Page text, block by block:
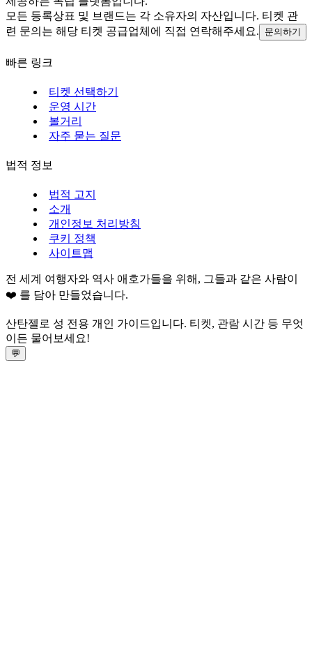
모든 등록상표 및 브랜드는 각 소유자의 자산입니다. 티켓 관
련 문의는 해당 티켓 공급업체에 직접 연락해주세요.
문의하기
빠른 링크
티켓 선택하기
운영 시간
볼거리
자주 묻는 질문
법적 정보
법적 고지
소개
개인정보 처리방침
쿠키 정책
사이트맵
전 세계 여행자와 역사 애호가들을 위해, 그들과 같은 사람이
❤️ 를 담아 만들었습니다.
산탄젤로 성 전용 개인 가이드입니다. 티켓, 관람 시간 등 무엇
이든 물어보세요!
💬